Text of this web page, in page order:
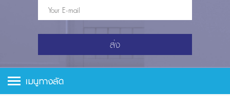
ส่ง
เมนูทางลัด